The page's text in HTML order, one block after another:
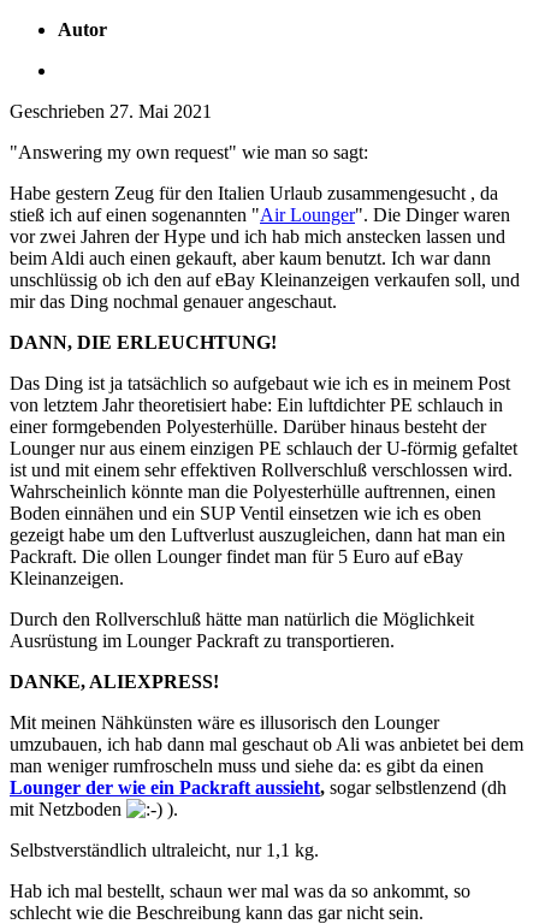
Autor
Geschrieben 27. Mai 2021
"Answering my own request" wie man so sagt:
Habe gestern Zeug für den Italien Urlaub zusammengesucht , da
stieß ich auf einen sogenannten "Air Lounger". Die Dinger waren
vor zwei Jahren der Hype und ich hab mich anstecken lassen und
beim Aldi auch einen gekauft, aber kaum benutzt. Ich war dann
unschlüssig ob ich den auf eBay Kleinanzeigen verkaufen soll, und
mir das Ding nochmal genauer angeschaut.
DANN, DIE ERLEUCHTUNG!
Das Ding ist ja tatsächlich so aufgebaut wie ich es in meinem Post
von letztem Jahr theoretisiert habe: Ein luftdichter PE schlauch in
einer formgebenden Polyesterhülle. Darüber hinaus besteht der
Lounger nur aus einem einzigen PE schlauch der U-förmig gefaltet
ist und mit einem sehr effektiven Rollverschluß verschlossen wird.
Wahrscheinlich könnte man die Polyesterhülle auftrennen, einen
Boden einnähen und ein SUP Ventil einsetzen wie ich es oben
gezeigt habe um den Luftverlust auszugleichen, dann hat man ein
Packraft. Die ollen Lounger findet man für 5 Euro auf eBay
Kleinanzeigen.
Durch den Rollverschluß hätte man natürlich die Möglichkeit
Ausrüstung im Lounger Packraft zu transportieren.
DANKE, ALIEXPRESS!
Mit meinen Nähkünsten wäre es illusorisch den Lounger
umzubauen, ich hab dann mal geschaut ob Ali was anbietet bei dem
man weniger rumfroscheln muss und siehe da: es gibt da einen
Lounger der wie ein Packraft aussieht, sogar selbstlenzend (dh
mit Netzboden
).
Selbstverständlich ultraleicht, nur 1,1 kg.
Hab ich mal bestellt, schaun wer mal was da so ankommt, so
schlecht wie die Beschreibung kann das gar nicht sein.